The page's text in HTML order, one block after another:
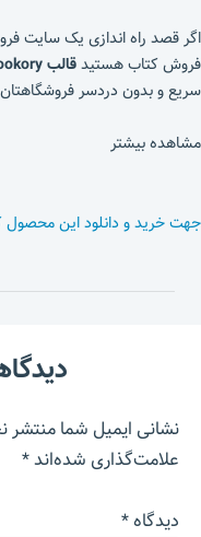
اگر قصد راه اندازی یک سایت
فروش کتاب هستیدقالب Bookory
سریع و بدون دردسر
مشاهده بیشتر
جهت خرید و دانلود این محصول
نشانی ایمیل شما منتشر
علامت‌گذاری شده‌اند*
دیدگاه*